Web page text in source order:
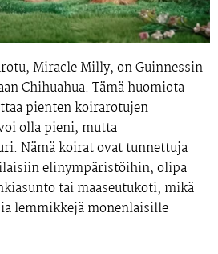
Miracle Milly, on Guinnessin
Chihuahua. Tämä huomiota
pienten koirarotujen
olla pieni, mutta
Nämä koirat ovat tunnettuja
elinympäristöihin, olipa
tai maaseutukoti, mikä
lemmikkejä monenlaisille